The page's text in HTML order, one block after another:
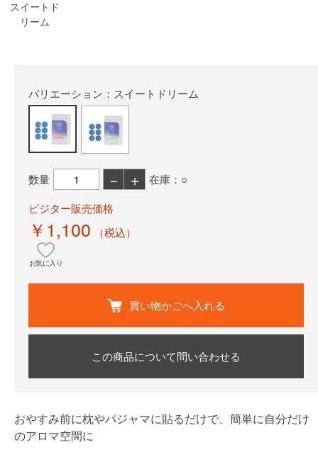
スイートド
リーム
バリエーション：スイートドリーム
数量 － ＋
在庫：○
ビジター販売価格
￥1,100 （税込）
お気に入り
買い物かごへ入れる
この商品について問い合わせる
おやすみ前に枕やパジャマに貼るだけで、簡単に自分だけ
のアロマ空間に